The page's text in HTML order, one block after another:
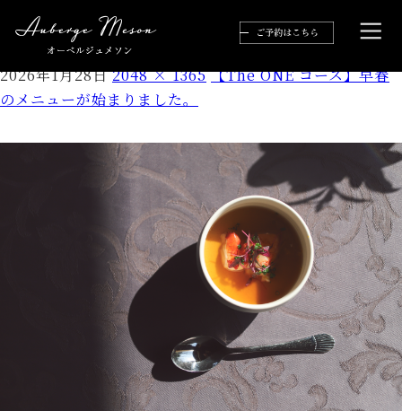
IMG_8691
2026年1月28日 2048 × 1365 【The ONE コース】早春
のメニューが始まりました。